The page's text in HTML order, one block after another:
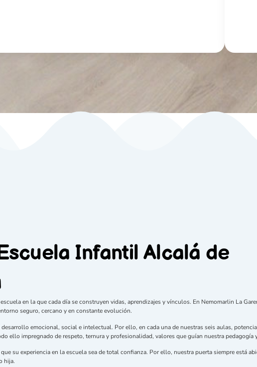
Infantil Alcalá de
en la que cada día se construyen vidas, aprendizajes y vínculos. En Nemomarlin La
seguro, cercano y en constante evolución.
emocional, social e intelectual. Por ello, en cada una de nuestras seis aulas,
ello impregnado de respeto, ternura y profesionalidad, valores que guían nuestra pedagogía
su experiencia en la escuela sea de total confianza. Por ello, nuestra puerta siempre está
hija.